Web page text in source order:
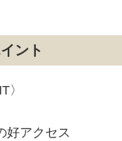
ント
〉
アクセス